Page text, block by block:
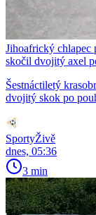
Jihoafrický chlapec
skočil dvojitý axel
Šestnáctiletý
dvojitý skok po
SportyŽivě
dnes, 05:36
3 min